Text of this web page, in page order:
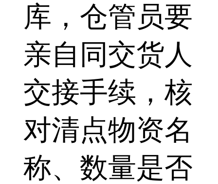
库，仓管员要
亲自同交货人
交接手续，核
对清点物资名
称、数量是否